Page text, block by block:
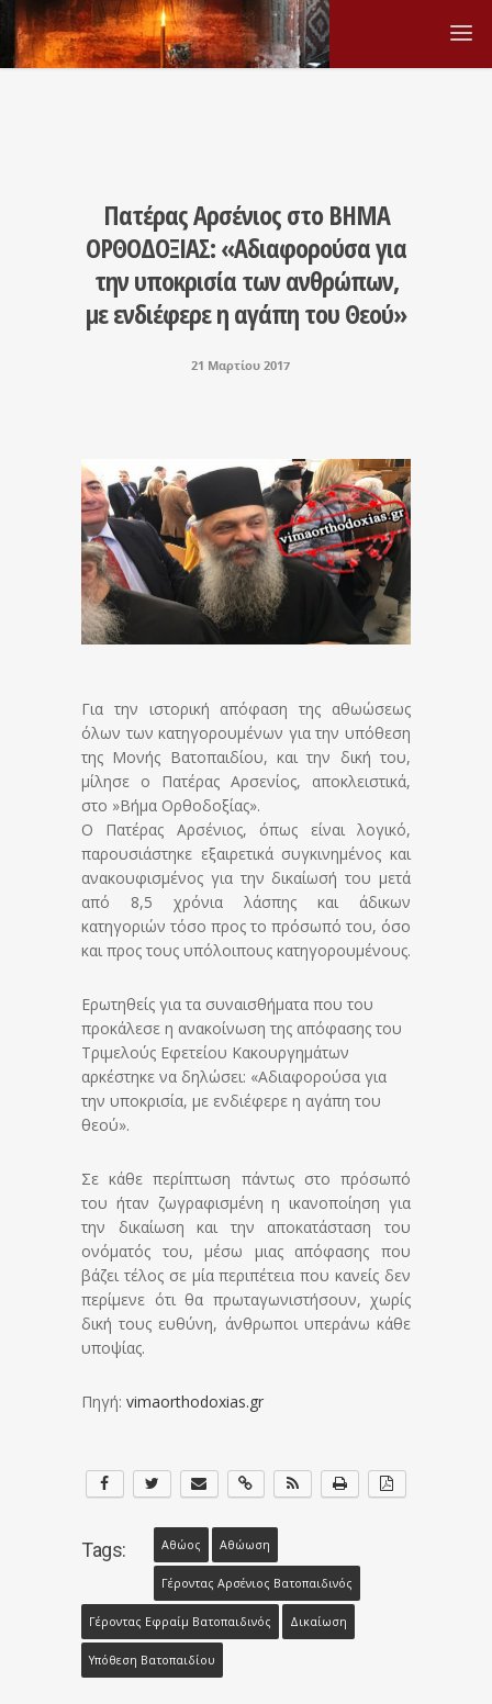
Πατέρας Αρσένιος στο ΒΗΜΑ
ΟΡΘΟΔΟΞΙΑΣ: «Αδιαφορούσα για
την υποκρισία των ανθρώπων,
με ενδιέφερε η αγάπη του Θεού»
21 Μαρτίου 2017
Για την ιστορική απόφαση της αθωώσεως
όλων των κατηγορουμένων για την υπόθεση
της Μονής Βατοπαιδίου, και την δική του,
μίλησε ο Πατέρας Αρσενίος, αποκλειστικά,
στο »Βήμα Ορθοδοξίας».
Ο Πατέρας Αρσένιος, όπως είναι λογικό,
παρουσιάστηκε εξαιρετικά συγκινημένος και
ανακουφισμένος για την δικαίωσή του μετά
από 8,5 χρόνια λάσπης και άδικων
κατηγοριών τόσο προς το πρόσωπό του, όσο
και προς τους υπόλοιπους κατηγορουμένους.
Ερωτηθείς για τα συναισθήματα που του
προκάλεσε η ανακοίνωση της απόφασης του
Τριμελούς Εφετείου Κακουργημάτων
αρκέστηκε να δηλώσει: «Αδιαφορούσα για
την υποκρισία, με ενδιέφερε η αγάπη του
θεού».
Σε κάθε περίπτωση πάντως στο πρόσωπό
του ήταν ζωγραφισμένη η ικανοποίηση για
την δικαίωση και την αποκατάσταση του
ονόματός του, μέσω μιας απόφασης που
βάζει τέλος σε μία περιπέτεια που κανείς δεν
περίμενε ότι θα πρωταγωνιστήσουν, χωρίς
δική τους ευθύνη, άνθρωποι υπεράνω κάθε
υποψίας.
Πηγή: vimaorthodoxias.gr
Tags: Αθώος Αθώωση
Γέροντας Αρσένιος Βατοπαιδινός
Γέροντας Εφραίμ Βατοπαιδινός Δικαίωση
Υπόθεση Βατοπαιδίου